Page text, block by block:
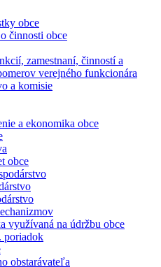
obce
činnosti obce
zamestnaní, činností a
verejného funkcionára
a komisie
a ekonomika obce
obce
využívaná na údržbu obce
poriadok
obstarávateľa